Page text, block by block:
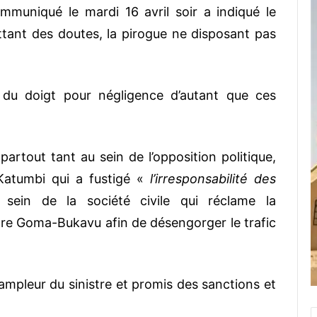
le mardi 16 avril soir a indiqué le
des doutes, la pirogue ne disposant pas
doigt pour négligence d’autant que ces
tant au sein de l’opposition politique,
qui a fustigé « l’irresponsabilité des
de la société civile qui réclame la
Goma-Bukavu afin de désengorger le trafic
du sinistre et promis des sanctions et